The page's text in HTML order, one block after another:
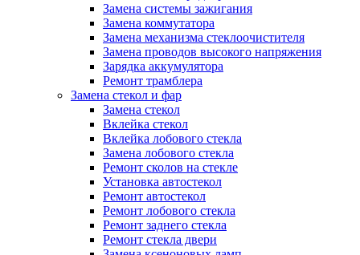
Замена системы зажигания
Замена коммутатора
Замена механизма стеклоочистителя
Замена проводов высокого напряжения
Зарядка аккумулятора
Ремонт трамблера
Замена стекол и фар
Замена стекол
Вклейка стекол
Вклейка лобового стекла
Замена лобового стекла
Ремонт сколов на стекле
Установка автостекол
Ремонт автостекол
Ремонт лобового стекла
Ремонт заднего стекла
Ремонт стекла двери